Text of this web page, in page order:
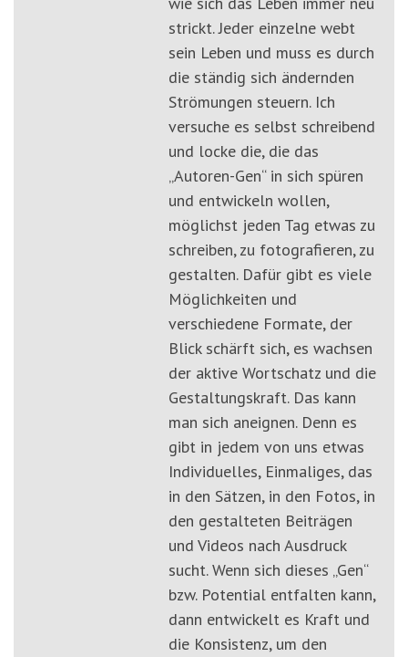
strickt. Jeder einzelne webt
sein Leben und muss es durch
die ständig sich ändernden
Strömungen steuern. Ich
versuche es selbst schreibend
und locke die, die das
„Autoren-Gen“ in sich spüren
und entwickeln wollen,
möglichst jeden Tag etwas zu
schreiben, zu fotografieren, zu
gestalten. Dafür gibt es viele
Möglichkeiten und
verschiedene Formate, der
Blick schärft sich, es wachsen
der aktive Wortschatz und die
Gestaltungskraft. Das kann
man sich aneignen. Denn es
gibt in jedem von uns etwas
Individuelles, Einmaliges, das
in den Sätzen, in den Fotos, in
den gestalteten Beiträgen
und Videos nach Ausdruck
sucht. Wenn sich dieses „Gen“
bzw. Potential entfalten kann,
dann entwickelt es Kraft und
die Konsistenz, um den